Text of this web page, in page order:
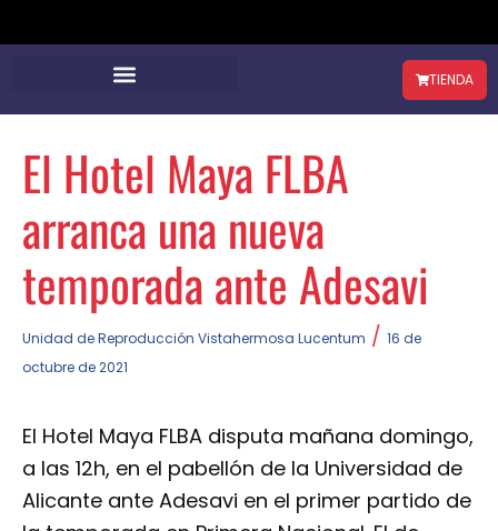
TIENDA
El Hotel Maya FLBA
arranca una nueva
temporada ante Adesavi
Unidad de Reproducción Vistahermosa Lucentum / 16 de
octubre de 2021
El Hotel Maya FLBA disputa mañana domingo,
a las 12h, en el pabellón de la Universidad de
Alicante ante Adesavi en el primer partido de